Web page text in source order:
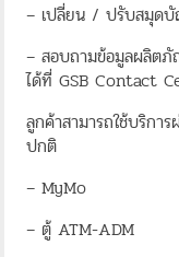
– เปลี่ยน / ปรับสมุดบั
– สอบถามข้อมูลผลิต
ได้ที่ GSB Contact
ลูกค้าสามารถใช้บริกา
ปกติ
– MyMo
– ตู้ ATM-ADM